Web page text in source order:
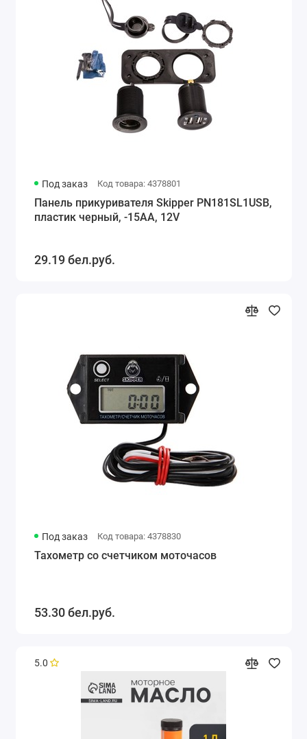
Под заказ Код товара: 4378801
Панель прикуривателя Skipper PN181SL1USB,
пластик черный, -15АА, 12V
29.19 бел.руб.
Под заказ Код товара: 4378830
Тахометр со счетчиком моточасов
53.30 бел.руб.
5.0